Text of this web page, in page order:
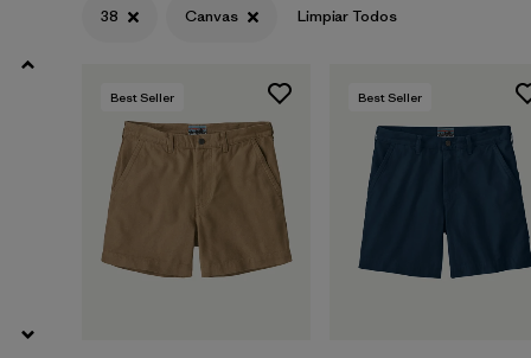
Filtrar por
Materials & Fabric
Product Family
Filtrar por
38 Canvas Limpiar Todos
Best Seller Best Seller